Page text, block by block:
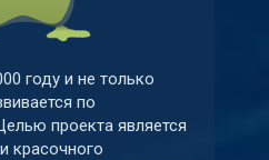
году и не только
по
проекта является
красочного